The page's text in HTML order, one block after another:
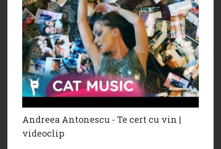
Andreea Antonescu - Te cert cu vin |
videoclip